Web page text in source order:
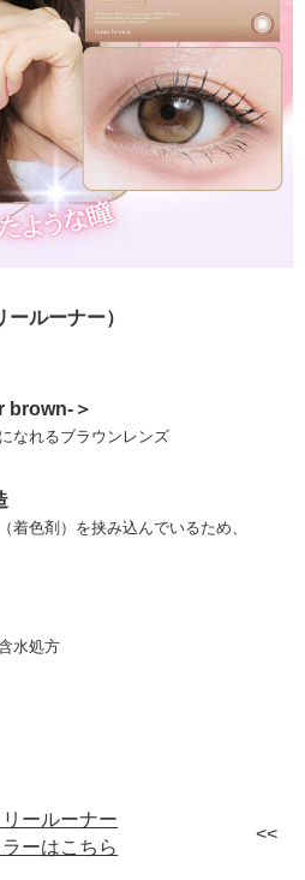
ルーナー）
brown-＞
なれるブラウンレンズ
着色剤）を挟み込んでいるため、
水処方
リールーナー
ーはこちら